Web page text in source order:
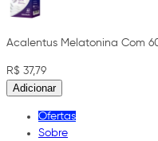
Acalentus Melatonina Com
R$ 37,79
Adicionar
Ofertas
Sobre